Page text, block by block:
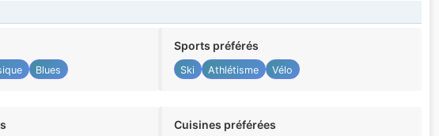
Blues
Sports préférés
Ski Athlétisme Vélo
Cuisines préférées